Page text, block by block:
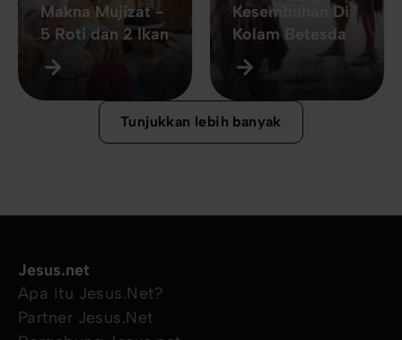
Makna Mujizat -
5 Roti dan 2 Ikan
Kesembuhan Di
Kolam Betesda
Tunjukkan lebih banyak
Jesus.net
Apa itu Jesus.Net?
Partner Jesus.Net